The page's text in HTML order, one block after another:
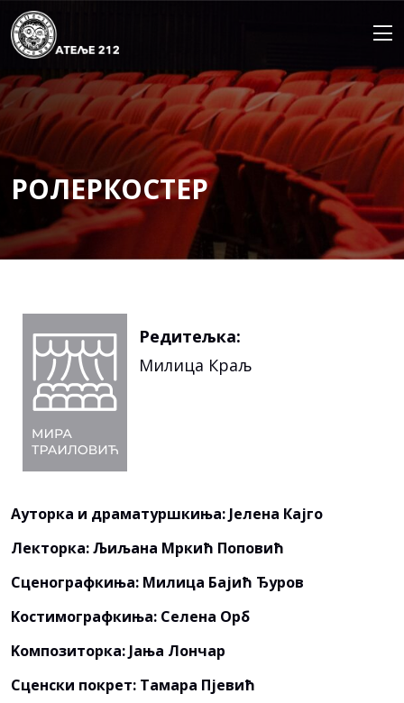
Skip
to
content
РОЛЕРКОСТЕР
Редитељка:
Милица Краљ
Ауторка и драматуршкиња: Јелена Кајго
Лекторка: Љиљана Мркић Поповић
Сценографкиња: Милица Бајић Ђуров
Kостимографкиња: Селена Орб
Kомпозиторка: Јања Лончар
Сценски покрет: Тамара Пјевић